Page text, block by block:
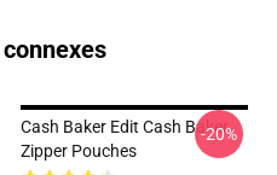
Cash Baker Edit Cash Baker
Zipper Pouches
-20%